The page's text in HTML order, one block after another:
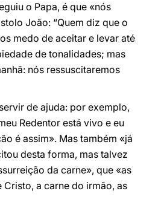
o Papa, é que «nós
João: “Quem diz que o
medo de aceitar e levar até
de tonalidades; mas
nós ressuscitaremos
de ajuda: por exemplo,
Redentor está vivo e eu
é assim». Mas também «já
desta forma, mas talvez
da carne», que «as
a carne do irmão, as